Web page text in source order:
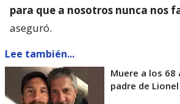
para que a nosotros nunca nos
aseguró.
Lee también...
Muere a los 68
padre de